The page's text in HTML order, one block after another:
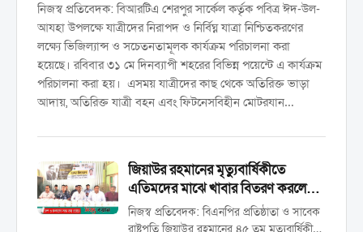
নিজস্ব প্রতিবেদক: বিআরটিএ শেরপুর সার্কেল কর্তৃক পবিত্র ঈদ-উল-
আযহা উপলক্ষে যাত্রীদের নিরাপদ ও নির্বিঘ্ন যাত্রা নিশ্চিতকরণের
লক্ষ্যে ভিজিল্যান্স ও সচেতনতামূলক কার্যক্রম পরিচালনা করা
হয়েছে। রবিবার ৩১ মে দিনব্যাপী শহরের বিভিন্ন পয়েন্টে এ কার্যক্রম
পরিচালনা করা হয়। এসময় যাত্রীদের কাছ থেকে অতিরিক্ত ভাড়া
আদায়, অতিরিক্ত যাত্রী বহন এবং ফিটনেসবিহীন মোটরযান
প্রতিনিধিদের সতর্ক করা হয়। পাশাপাশি জনসচেতনতা বৃদ্ধির লক্ষ্যে
গুরুত্বপূর্ণ নির্দেশনা সম্বলিত মাইকিং কার্যক্রম পরিচালনা করা হয়।
এছাড়াও কার্যক্রম চলাকালে যেসব যাত্রীর কাছ থেকে সরকার
নির্ধারিত ভাড়ার অতিরিক্ত অর্থ আদায় করা হয় সে সকল পরিবহন
থেকে আদায়কৃত অর্থ তাৎক্ষণিকভাবে ফেরত প্রদান করা হয়।
জিয়াউর রহমানের মৃত্যুবার্ষিকীতে
এতিমদের মাঝে খাবার বিতরণ করলেন
যুবনেতা শওকত হোসেন
নিজস্ব প্রতিবেদক: বিএনপির প্রতিষ্ঠাতা ও সাবেক